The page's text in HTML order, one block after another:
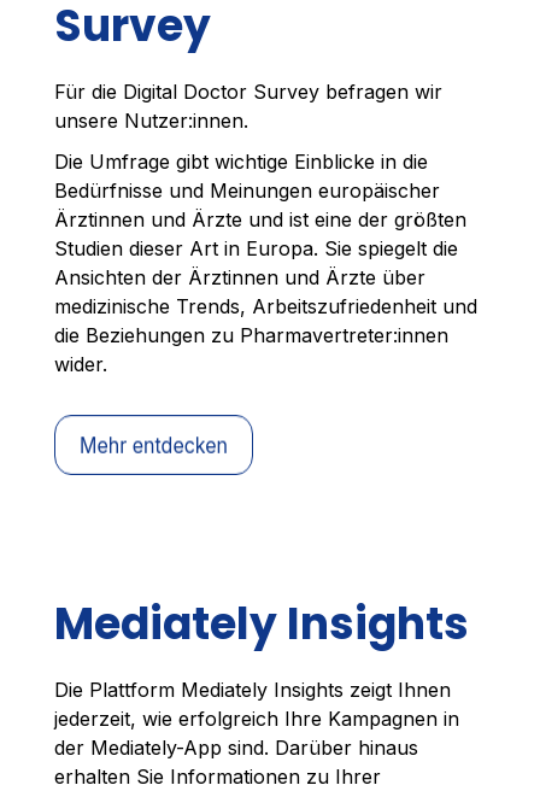
Survey
Für die Digital Doctor Survey befragen wir
unsere Nutzer:innen.
Die Umfrage gibt wichtige Einblicke in die
Bedürfnisse und Meinungen europäischer
Ärztinnen und Ärzte und ist eine der größten
Studien dieser Art in Europa. Sie spiegelt die
Ansichten der Ärztinnen und Ärzte über
medizinische Trends, Arbeitszufriedenheit und
die Beziehungen zu Pharmavertreter:innen
wider.
Mediately Insights
Die Plattform Mediately Insights zeigt Ihnen
jederzeit, wie erfolgreich Ihre Kampagnen in
der Mediately-App sind. Darüber hinaus
erhalten Sie Informationen zu Ihrer